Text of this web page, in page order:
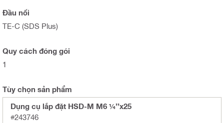
Đầu nối
TE-C (SDS Plus)
Quy cách đóng gói
1
Tùy chọn sản phẩm
Dụng cụ lắp đặt HSD-M M6 ¼’’x25
#243746